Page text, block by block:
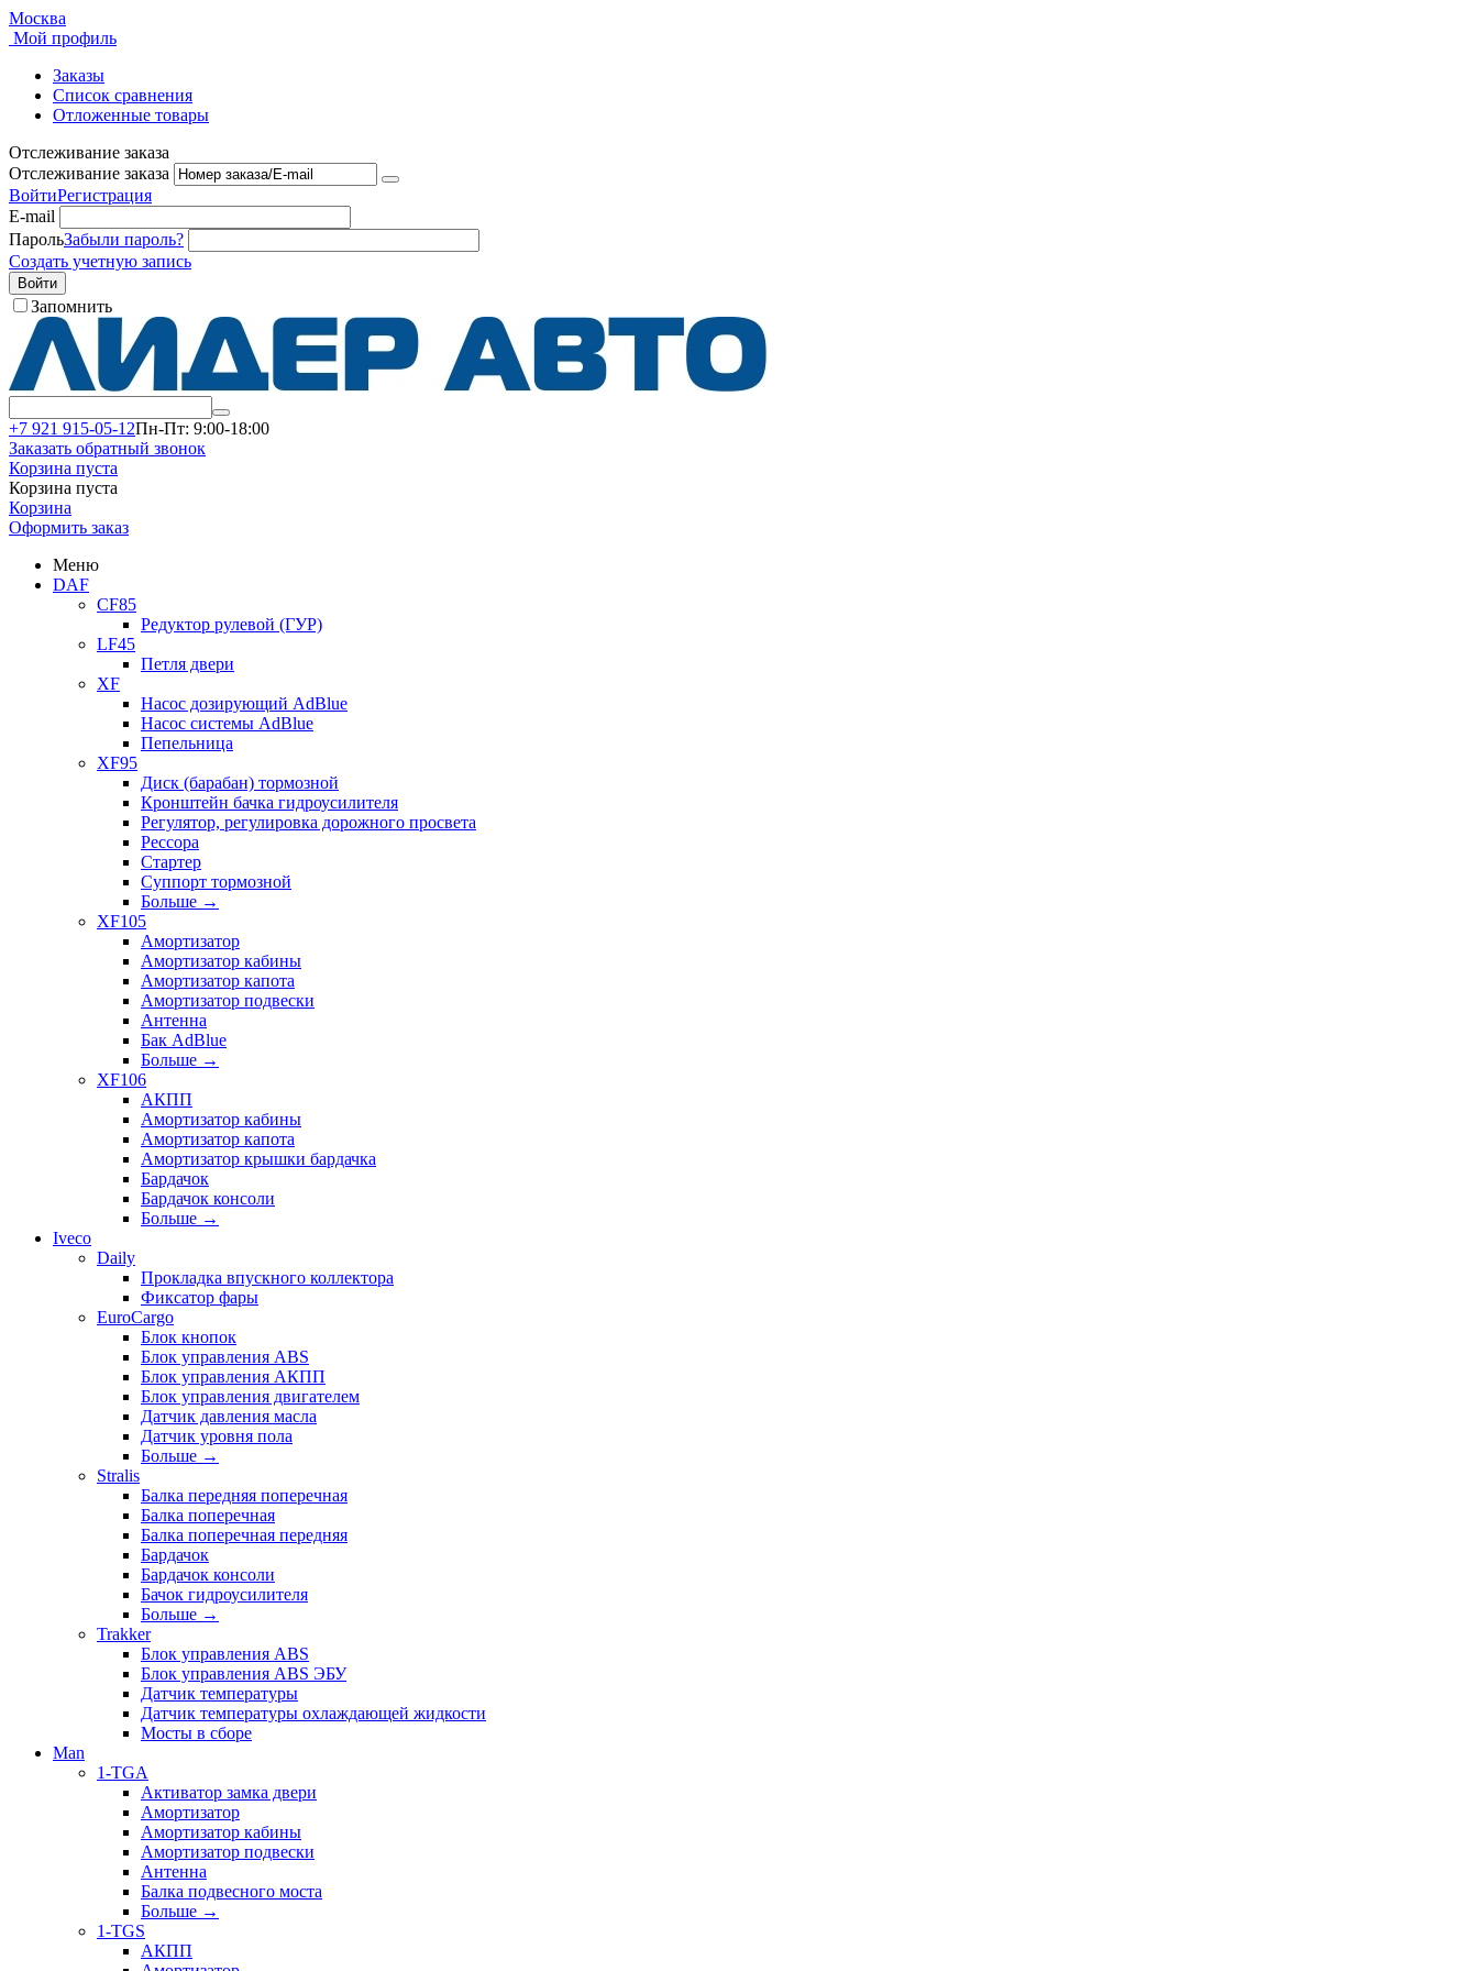
Москва
Мой профиль
Заказы
Список сравнения
Отложенные товары
Отслеживание заказа
Отслеживание заказа
ВойтиРегистрация
E-mail
ПарольЗабыли пароль?
Создать учетную запись
Войти
Запомнить
+7 921 915-05-12Пн-Пт: 9:00-18:00
Заказать обратный звонок
Корзина пуста
Корзина пуста
Корзина
Оформить заказ
Меню
DAF
CF85
Редуктор рулевой (ГУР)
LF45
Петля двери
XF
Насос дозирующий AdBlue
Насос системы AdBlue
Пепельница
XF95
Диск (барабан) тормозной
Кронштейн бачка гидроусилителя
Регулятор, регулировка дорожного просвета
Рессора
Стартер
Суппорт тормозной
Больше →
XF105
Амортизатор
Амортизатор кабины
Амортизатор капота
Амортизатор подвески
Антенна
Бак AdBlue
Больше →
XF106
АКПП
Амортизатор кабины
Амортизатор капота
Амортизатор крышки бардачка
Бардачок
Бардачок консоли
Больше →
Iveco
Daily
Прокладка впускного коллектора
Фиксатор фары
EuroCargo
Блок кнопок
Блок управления ABS
Блок управления АКПП
Блок управления двигателем
Датчик давления масла
Датчик уровня пола
Больше →
Stralis
Балка передняя поперечная
Балка поперечная
Балка поперечная передняя
Бардачок
Бардачок консоли
Бачок гидроусилителя
Больше →
Trakker
Блок управления ABS
Блок управления ABS ЭБУ
Датчик температуры
Датчик температуры охлаждающей жидкости
Мосты в сборе
Man
1-TGA
Активатор замка двери
Амортизатор
Амортизатор кабины
Амортизатор подвески
Антенна
Балка подвесного моста
Больше →
1-TGS
АКПП